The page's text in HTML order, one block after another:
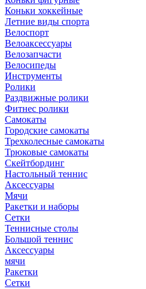
Коньки хоккейные
Летние виды спорта
Велоспорт
Велоаксессуары
Велозапчасти
Велосипеды
Инструменты
Ролики
Раздвижные ролики
Фитнес ролики
Самокаты
Городские самокаты
Трехколесные самокаты
Трюковые самокаты
Скейтбординг
Настольный теннис
Аксессуары
Мячи
Ракетки и наборы
Сетки
Теннисные столы
Большой теннис
Аксессуары
мячи
Ракетки
Сетки